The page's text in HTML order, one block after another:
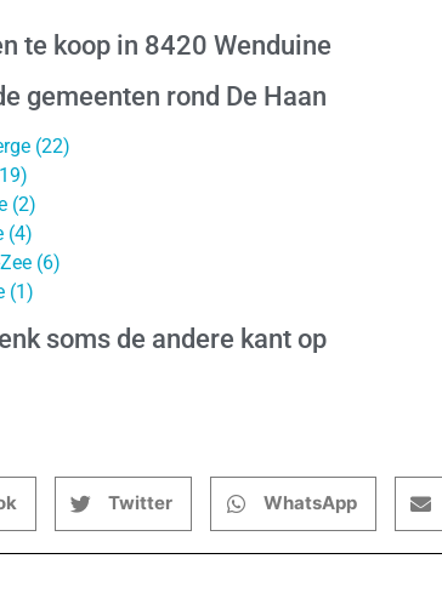
te koop in 8420 Wenduine
gemeenten rond De Haan
(22)
(2)
(4)
(6)
(1)
soms de andere kant op
Twitter WhatsApp